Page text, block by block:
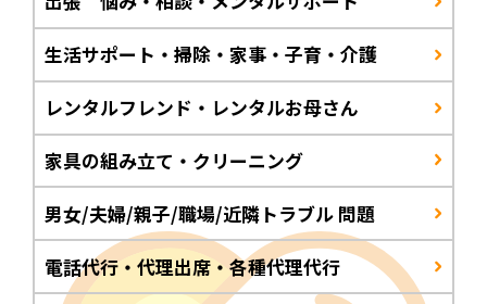
生活サポート・掃除・家事・子育・介護
レンタルフレンド・レンタルお母さん
家具の組み立て・クリーニング
男女/夫婦/親子/職場/近隣トラブル 問題
電話代行・代理出席・各種代理代行